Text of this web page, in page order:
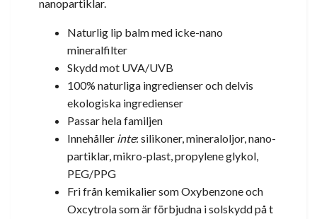
nanopartiklar.
Naturlig lip balm med icke-nano
mineralfilter
Skydd mot UVA/UVB
100% naturliga ingredienser och delvis
ekologiska ingredienser
Passar hela familjen
Innehåller inte: silikoner, mineraloljor, nano-
partiklar, mikro-plast, propylene glykol,
PEG/PPG
Fri från kemikalier som Oxybenzone och
Oxcytrola som är förbjudna i solskydd på t